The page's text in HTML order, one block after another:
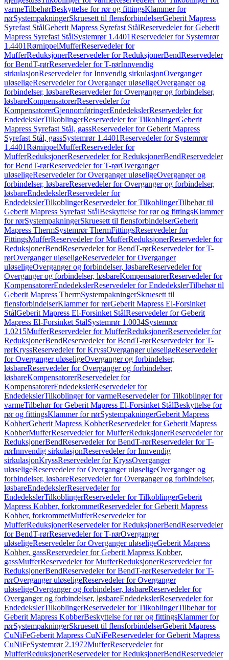
varmeTilbehørBeskyttelse for rør og fittingsKlammer for
rørSystempakningerSkruesett til flensforbindelserGeberit Mapress
Syrefast StålGeberit Mapress Syrefast StålReservedeler for Geberit
Mapress Syrefast StålSystemrør 1.4401Reservedeler for Systemrør
1.4401RørnippelMufferReservedeler for
MufferReduksjonerReservedeler for ReduksjonerBendReservedeler
for BendT-rørReservedeler for T-rørInnvendig
sirkulasjonReservedeler for Innvendig sirkulasjonOverganger
uløseligeReservedeler for Overganger uløseligeOverganger og
forbindelser, løsbareReservedeler for Overganger og forbindelser,
løsbareKompensatorerReservedeler for
KompensatorerGjennomføringerEndedekslerReservedeler for
EndedekslerTilkoblingerReservedeler for TilkoblingerGeberit
Mapress Syrefast Stål, gassReservedeler for Geberit Mapress
Syrefast Stål, gassSystemrør 1.4401Reservedeler for Systemrør
1.4401RørnippelMufferReservedeler for
MufferReduksjonerReservedeler for ReduksjonerBendReservedeler
for BendT-rørReservedeler for T-rørOverganger
uløseligeReservedeler for Overganger uløseligeOverganger og
forbindelser, løsbareReservedeler for Overganger og forbindelser,
løsbareEndedekslerReservedeler for
EndedekslerTilkoblingerReservedeler for TilkoblingerTilbehør til
Geberit Mapress Syrefast StålBeskyttelse for rør og fittingsKlammer
for rørSystempakningerSkruesett til flensforbindelserGeberit
Mapress ThermSystemrør ThermFittingsReservedeler for
FittingsMufferReservedeler for MufferReduksjonerReservedeler for
ReduksjonerBendReservedeler for BendT-rørReservedeler for T-
rørOverganger uløseligeReservedeler for Overganger
uløseligeOverganger og forbindelser, løsbareReservedeler for
Overganger og forbindelser, løsbareKompensatorerReservedeler for
KompensatorerEndedekslerReservedeler for EndedekslerTilbehør til
Geberit Mapress ThermSystempakningerSkruesett til
flensforbindelserKlammer for rørGeberit Mapress El-Forsinket
StålGeberit Mapress El-Forsinket StålReservedeler for Geberit
Mapress El-Forsinket StålSystemrør 1.0034Systemrør
1.0215MufferReservedeler for MufferReduksjonerReservedeler for
ReduksjonerBendReservedeler for BendT-rørReservedeler for T-
rørKryssReservedeler for KryssOverganger uløseligeReservedeler
for Overganger uløseligeOverganger og forbindelser,
løsbareReservedeler for Overganger og forbindelser,
løsbareKompensatorerReservedeler for
KompensatorerEndedekslerReservedeler for
EndedekslerTilkoblinger for varmeReservedeler for Tilkoblinger for
varmeTilbehør for Geberit Mapress El-Forsinket StålBeskyttelse for
rør og fittingsKlammer for rørSystempakningerGeberit Mapress
KobberGeberit Mapress KobberReservedeler for Geberit Mapress
KobberMufferReservedeler for MufferReduksjonerReservedeler for
ReduksjonerBendReservedeler for BendT-rørReservedeler for T-
rørInnvendig sirkulasjonReservedeler for Innvendig
sirkulasjonKryssReservedeler for KryssOverganger
uløseligeReservedeler for Overganger uløseligeOverganger og
forbindelser, løsbareReservedeler for Overganger og forbindelser,
løsbareEndedekslerReservedeler for
EndedekslerTilkoblingerReservedeler for TilkoblingerGeberit
Mapress Kobber, forkrommetReservedeler for Geberit Mapress
Kobber, forkrommetMufferReservedeler for
MufferReduksjonerReservedeler for ReduksjonerBendReservedeler
for BendT-rørReservedeler for T-rørOverganger
uløseligeReservedeler for Overganger uløseligeGeberit Mapress
Kobber, gassReservedeler for Geberit Mapress Kobber,
gassMufferReservedeler for MufferReduksjonerReservedeler for
ReduksjonerBendReservedeler for BendT-rørReservedeler for T-
rørOverganger uløseligeReservedeler for Overganger
uløseligeOverganger og forbindelser, løsbareReservedeler for
Overganger og forbindelser, løsbareEndedekslerReservedeler for
EndedekslerTilkoblingerReservedeler for TilkoblingerTilbehør for
Geberit Mapress KobberBeskyttelse for rør og fittingsKlammer for
rørSystempakningerSkruesett til flensforbindelserGeberit Mapress
CuNiFeGeberit Mapress CuNiFeReservedeler for Geberit Mapress
CuNiFeSystemrør 2.1972MufferReservedeler for
MufferReduksjonerReservedeler for ReduksjonerBendReservedeler